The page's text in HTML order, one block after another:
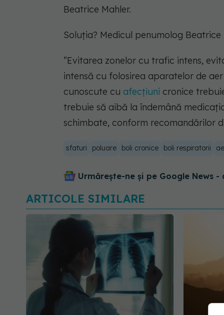
Beatrice Mahler.
Soluția? Medicul penumolog
”Evitarea zonelor cu trafic intens,
intensă cu folosirea aparatelor de
cunoscute cu afecțiuni cronice
trebuie să aibă la îndemână
schimbate, conform recomandărilor
sfaturi poluare boli cronice boli respiratorii
Urmărește-ne și pe Google News -
ARTICOLE SIMILARE